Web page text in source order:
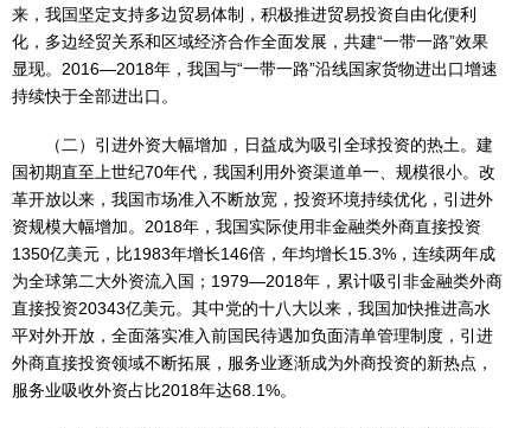
来，我国坚定支持多边贸易体制，积极推进贸易投资自由化便利
化，多边经贸关系和区域经济合作全面发展，共建“一带一路”效果
显现。2016—2018年，我国与“一带一路”沿线国家货物进出口增速
持续快于全部进出口。
（二）引进外资大幅增加，日益成为吸引全球投资的热土。建
国初期直至上世纪70年代，我国利用外资渠道单一、规模很小。改
革开放以来，我国市场准入不断放宽，投资环境持续优化，引进外
资规模大幅增加。2018年，我国实际使用非金融类外商直接投资
1350亿美元，比1983年增长146倍，年均增长15.3%，连续两年成
为全球第二大外资流入国；1979—2018年，累计吸引非金融类外商
直接投资20343亿美元。其中党的十八大以来，我国加快推进高水
平对外开放，全面落实准入前国民待遇加负面清单管理制度，引进
外商直接投资领域不断拓展，服务业逐渐成为外商投资的新热点，
服务业吸收外资占比2018年达68.1%。